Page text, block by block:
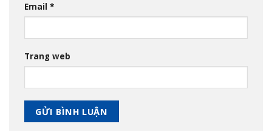
Email *
Trang web